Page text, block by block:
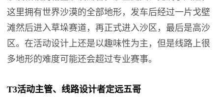
这里拥有世界沙漠的全部地形，发车后经过一片戈壁
滩然后进入草垛赛道，再正式进入沙区，最后是高沙
区。在活动设计上还是以趣味性为主，但是线路上很
多地形的难度可能还会超过专业赛事。
T3活动主管、线路设计者定远五哥